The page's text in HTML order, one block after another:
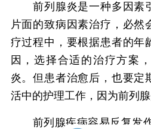
前列腺炎是一种多因素
片面的致病因素治疗，必然
疗过程中，要根据患者的年
因，选择合适的治疗方案
炎。但患者治愈后，也要定
活中的护理工作，因为前列腺
前列腺疾病容易反复发作